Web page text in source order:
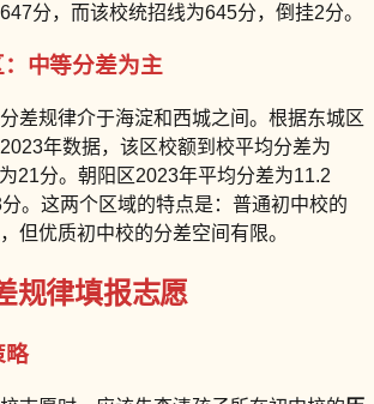
分，而该校统招线为645分，倒挂2分。
中等分差为主
差规律介于海淀和西城之间。根据东城区
年数据，该区校额到校平均分差为
21分。朝阳区2023年平均分差为11.2
。这两个区域的特点是：普通初中校的
但优质初中校的分差空间有限。
规律填报志愿
略